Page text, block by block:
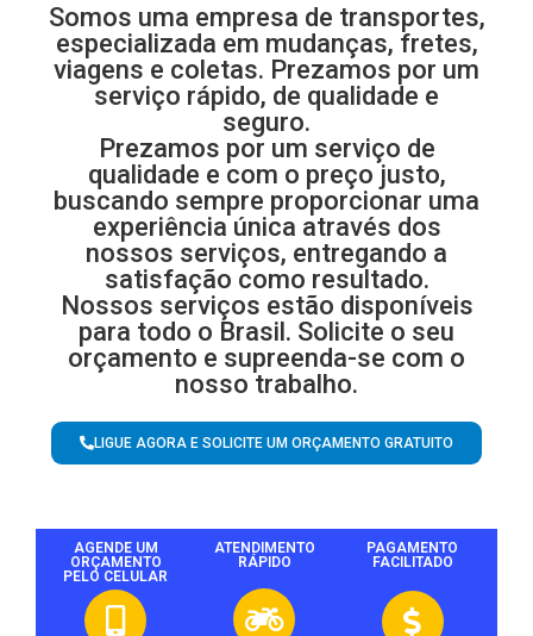
Somos uma empresa de transportes,
especializada em mudanças, fretes,
viagens e coletas. Prezamos por um
serviço rápido, de qualidade e
seguro.
Prezamos por um serviço de
qualidade e com o preço justo,
buscando sempre proporcionar uma
experiência única através dos
nossos serviços, entregando a
satisfação como resultado.
Nossos serviços estão disponíveis
para todo o Brasil. Solicite o seu
orçamento e supreenda-se com o
nosso trabalho.
LIGUE AGORA E SOLICITE UM ORÇAMENTO GRATUITO
AGENDE UM
ORÇAMENTO
PELO CELULAR
ATENDIMENTO
RÁPIDO
PAGAMENTO
FACILITADO